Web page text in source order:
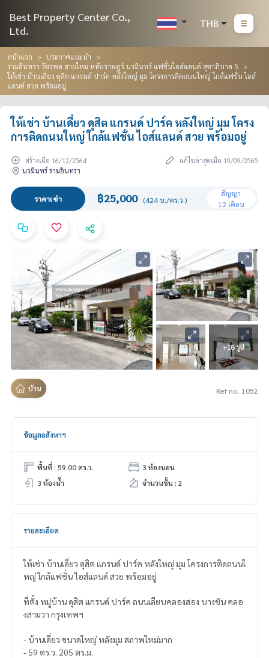
Best Property Center Co.,
Ltd.
THB
หน้าแรก
ประกาศแนะนำ
รามอินทรา วัชรพล สายไหม หทัยราษฎร์ นวมินทร์ แฟชั่นไอส์แลนด์ สุขาภิบาล 5
ให้เช่า บ้านเดี่ยว ดุสิต แกรนด์ ปาร์ค หลังใหญ่ มุม โครงการติดถนนใหญ่ ใกล้แฟชั่น ไอส์
แลนด์ สวย พร้อมอยู่
ให้เช่า บ้านเดี่ยว ดุสิต แกรนด์ ปาร์ค หลังใหญ่ มุม โครง
การติดถนนใหญ่ ใกล้แฟชั่น ไอส์แลนด์ สวย พร้อมอยู่
สร้างเมื่อ 16/12/2564
แก้ไขล่าสุดเมื่อ 19/09/2565
นวมินทร์ รามอินทรา
ราคาเช่า ฿25,000 (424 บ./ตร.ว.)
สัญญา
12 เดือน
+18 รูป
บ้าน Ref no. 1052
ข้อมูลอสังหาฯ
พื้นที่ : 59.00 ตร.ว.
3 ห้องนอน
3 ห้องน้ำ
จำนวนชั้น : 2
รายละเอียด
ให้เช่า บ้านเดี่ยว ดุสิต แกรนด์ ปาร์ค หลังใหญ่ มุม โครงการติดถนนใ
หญ่ ใกล้แฟชั่น ไอส์แลนด์ สวย พร้อมอยู่
ที่ตั้ง หมู่บ้าน ดุสิต แกรนด์ ปาร์ค ถนนเลียบคลองสอง บางชัน คลอ
งสามวา กรุงเทพฯ
- บ้านเดี่ยว ขนาดใหญ่ หลังมุม สภาพใหม่มาก
- 59 ตร.ว. 205 ตร.ม.